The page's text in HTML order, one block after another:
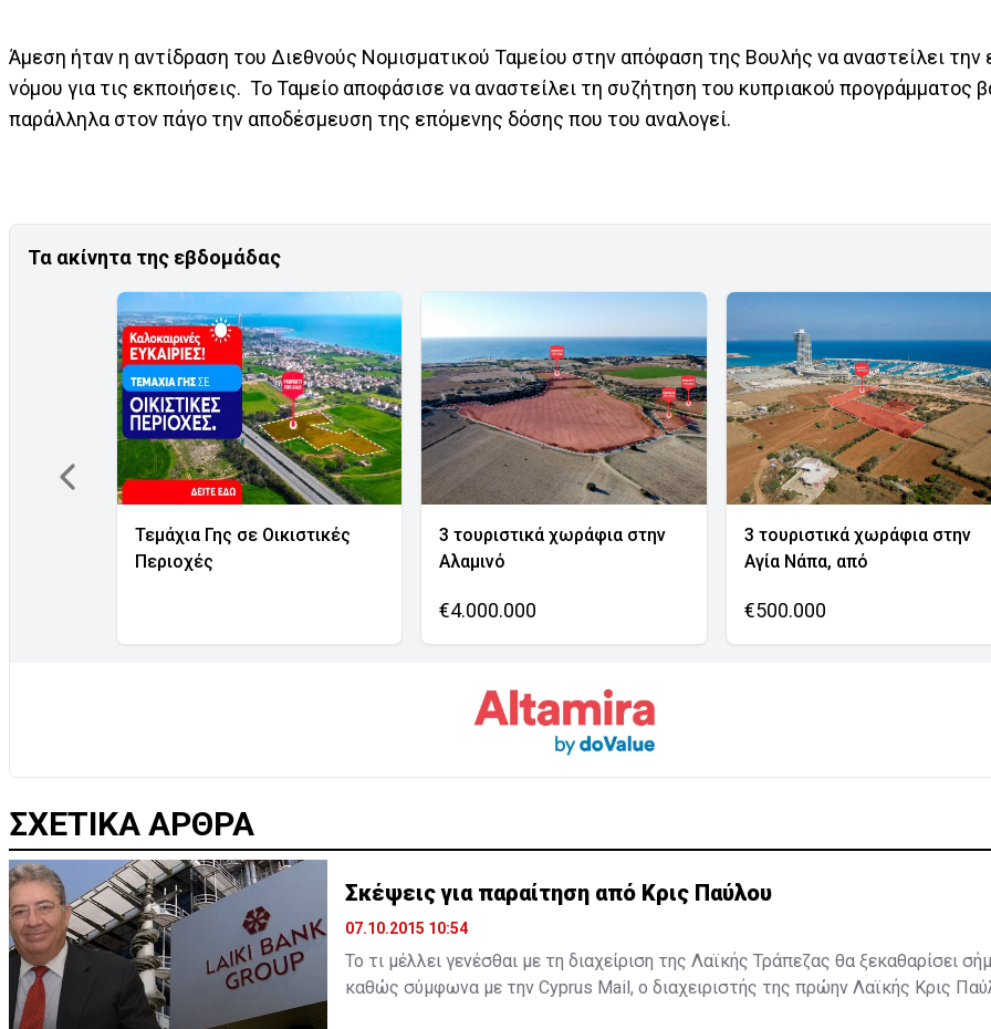
Άμεση ήταν η αντίδραση του Διεθνούς Νομισματικού Ταμείου στην απόφαση της Βουλής να αναστείλει την
νόμου για τις εκποιήσεις. Το Ταμείο αποφάσισε να αναστείλει τη συζήτηση του κυπριακού προγράμματος
παράλληλα στον πάγο την αποδέσμευση της επόμενης δόσης που του αναλογεί.
Τα ακίνητα της εβδομάδας
Τεμάχια Γης σε Οικιστικές
Περιοχές
3 τουριστικά χωράφια στην
Αλαμινό
€4.000.000
3 τουριστικά χωράφια στην
Αγία Νάπα, από
€500.000
ΣΧΕΤΙΚΑ ΑΡΘΡΑ
Σκέψεις για παραίτηση από Κρις Παύλου
07.10.2015 10:54
Το τι μέλλει γενέσθαι με τη διαχείριση της Λαϊκής Τράπεζας θα ξεκαθαρίσει
καθώς σύμφωνα με την Cyprus Mail, ο διαχειριστής της πρώην Λαϊκής Κρις